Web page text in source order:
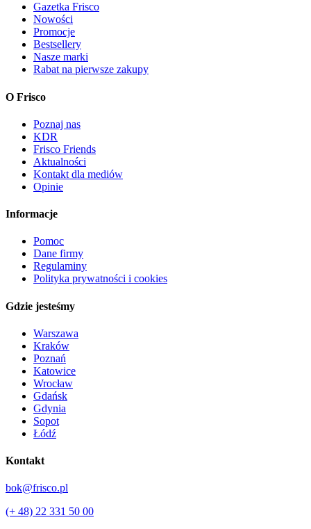
Gazetka Frisco
Nowości
Promocje
Bestsellery
Nasze marki
Rabat na pierwsze zakupy
O Frisco
Poznaj nas
KDR
Frisco Friends
Aktualności
Kontakt dla mediów
Opinie
Informacje
Pomoc
Dane firmy
Regulaminy
Polityka prywatności i cookies
Gdzie jesteśmy
Warszawa
Kraków
Poznań
Katowice
Wrocław
Gdańsk
Gdynia
Sopot
Łódź
Kontakt
bok@frisco.pl
(+ 48) 22 331 50 00